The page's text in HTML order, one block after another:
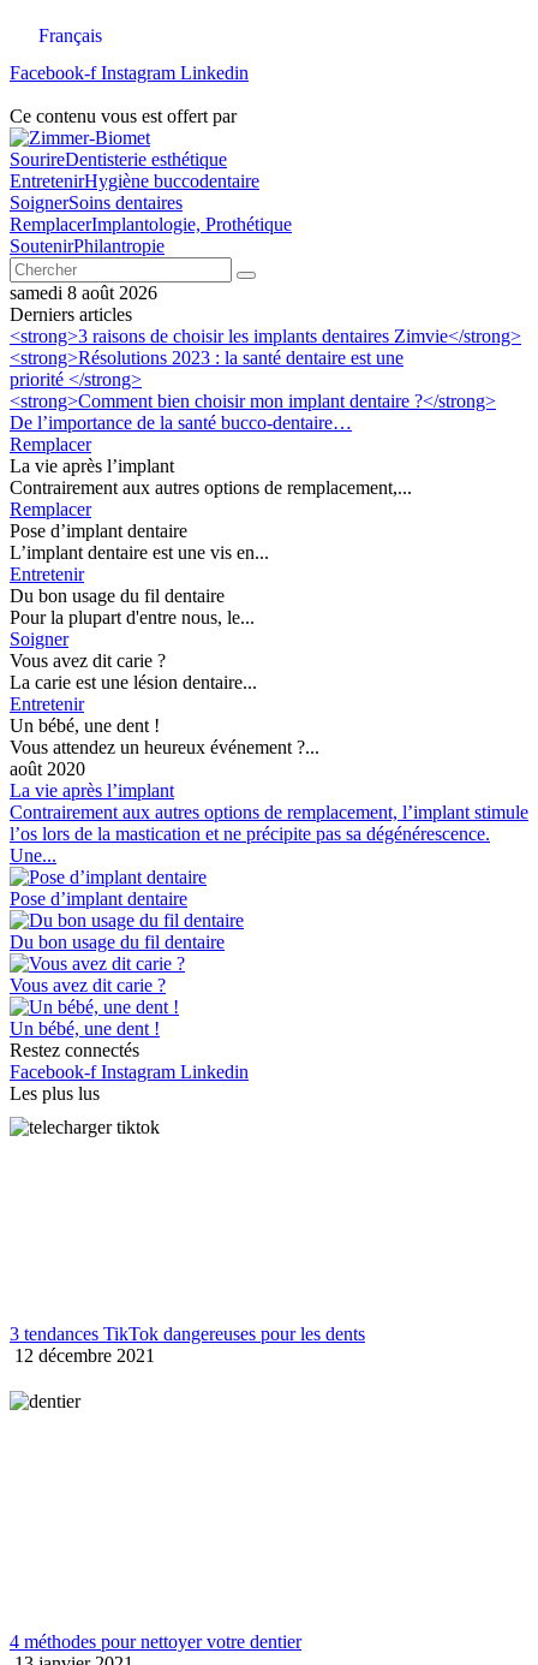
contenu
Français
Facebook-f Instagram Linkedin
Ce contenu vous est offert par
SourireDentisterie esthétique
EntretenirHygiène buccodentaire
SoignerSoins dentaires
RemplacerImplantologie, Prothétique
SoutenirPhilantropie
Chercher
samedi 8 août 2026
Derniers articles
<strong>3 raisons de choisir les implants dentaires Zimvie</strong>
<strong>Résolutions 2023 : la santé dentaire est une
priorité </strong>
<strong>Comment bien choisir mon implant dentaire ?</strong>
De l’importance de la santé bucco-dentaire…
Remplacer
La vie après l’implant
Contrairement aux autres options de remplacement,...
Remplacer
Pose d’implant dentaire
L’implant dentaire est une vis en...
Entretenir
Du bon usage du fil dentaire
Pour la plupart d'entre nous, le...
Soigner
Vous avez dit carie ?
La carie est une lésion dentaire...
Entretenir
Un bébé, une dent !
Vous attendez un heureux événement ?...
août 2020
La vie après l’implant
Contrairement aux autres options de remplacement, l’implant stimule
l’os lors de la mastication et ne précipite pas sa dégénérescence.
Une...
Pose d’implant dentaire
Du bon usage du fil dentaire
Vous avez dit carie ?
Un bébé, une dent !
Restez connectés
Facebook-f Instagram Linkedin
Les plus lus
3 tendances TikTok dangereuses pour les dents
12 décembre 2021
4 méthodes pour nettoyer votre dentier